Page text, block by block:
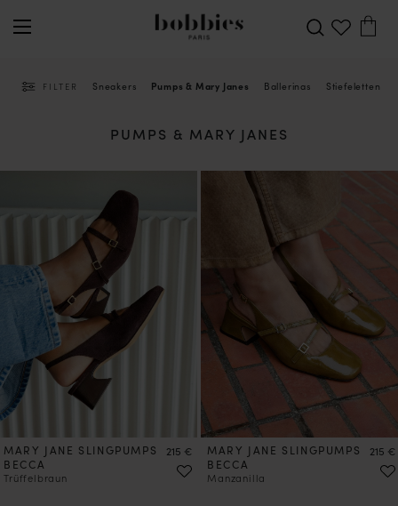
FILTER Sneakers Pumps & Mary Janes Ballerinas Stiefeletten
PUMPS & MARY JANES
MARY JANE SLINGPUMPS
BECCA
Trüffelbraun
Preis
215 €
MARY JANE SLINGPUMPS
BECCA
Manzanilla
Preis
215 €